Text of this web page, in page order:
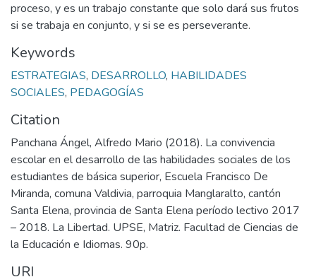
proceso, y es un trabajo constante que solo dará sus frutos
si se trabaja en conjunto, y si se es perseverante.
Keywords
ESTRATEGIAS, DESARROLLO, HABILIDADES
SOCIALES, PEDAGOGÍAS
Citation
Panchana Ángel, Alfredo Mario (2018). La convivencia
escolar en el desarrollo de las habilidades sociales de los
estudiantes de básica superior, Escuela Francisco De
Miranda, comuna Valdivia, parroquia Manglaralto, cantón
Santa Elena, provincia de Santa Elena período lectivo 2017
– 2018. La Libertad. UPSE, Matriz. Facultad de Ciencias de
la Educación e Idiomas. 90p.
URI